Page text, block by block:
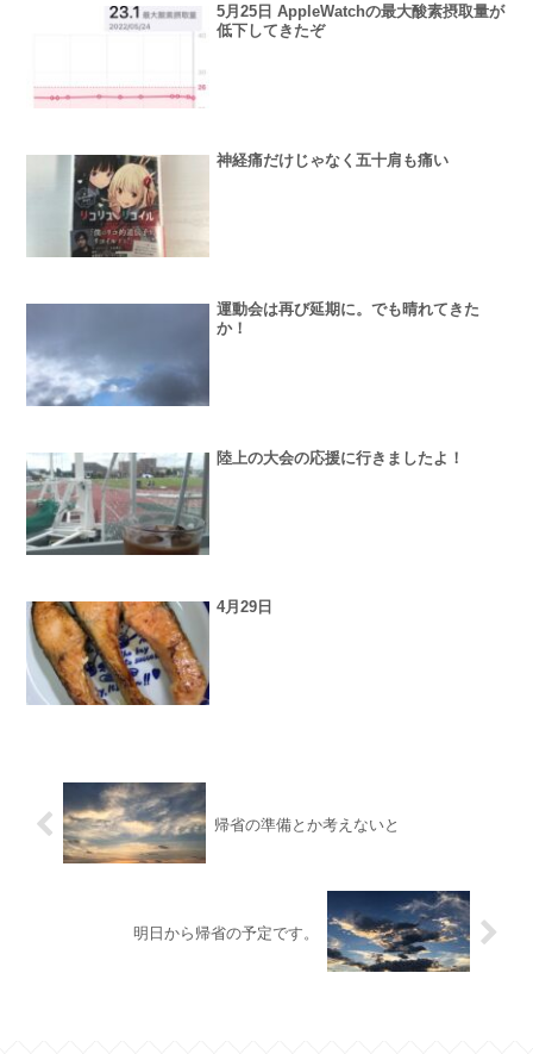
5月25日 AppleWatchの最大酸素摂取量が
低下してきたぞ
神経痛だけじゃなく五十肩も痛い
運動会は再び延期に。でも晴れてきた
か！
陸上の大会の応援に行きましたよ！
4月29日
帰省の準備とか考えないと
明日から帰省の予定です。